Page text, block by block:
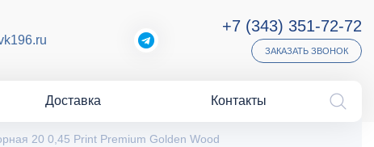
+7 (343) 351-72-72
ЗАКАЗАТЬ ЗВОНОК
Доставка Контакты
20 0,45 Print Premium Golden Wood